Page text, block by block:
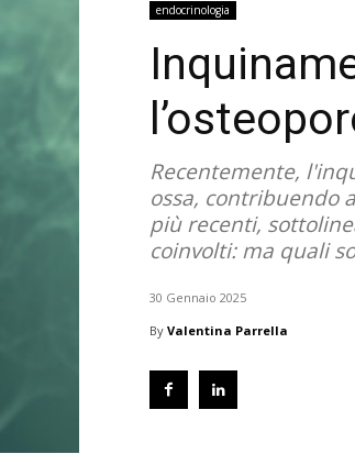
endocrinologia
Recentemente,
ossa, contribuendo
più recenti,
coinvolti: ma quali
30 Gennaio 2025
By Valentina Parrella